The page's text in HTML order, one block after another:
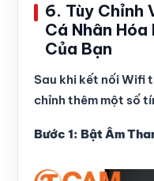
6. Tùy Chỉnh
Cá Nhân
Của Bạn
Sau khi kết nối Wifi
chỉnh thêm một số
Bước 1: Bật Âm